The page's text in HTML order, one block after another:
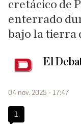
cretácico de
enterrado
bajo la tierra
El
04 nov. 2025 - 17:47
1